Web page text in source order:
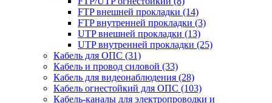
FTP внешней прокладки (14)
FTP внутренней прокладки (3)
UTP внешней прокладки (13)
UTP внутренней прокладки (25)
Кабель для ОПС (31)
Кабель и провод силовой (33)
Кабель для видеонаблюдения (28)
Кабель огнестойкий для ОПС (103)
Кабель-каналы для электропроводки и